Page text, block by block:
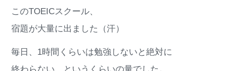
このTOEICスクール、
宿題が大量に出ました（汗）
毎日、1時間くらいは勉強しないと絶対に